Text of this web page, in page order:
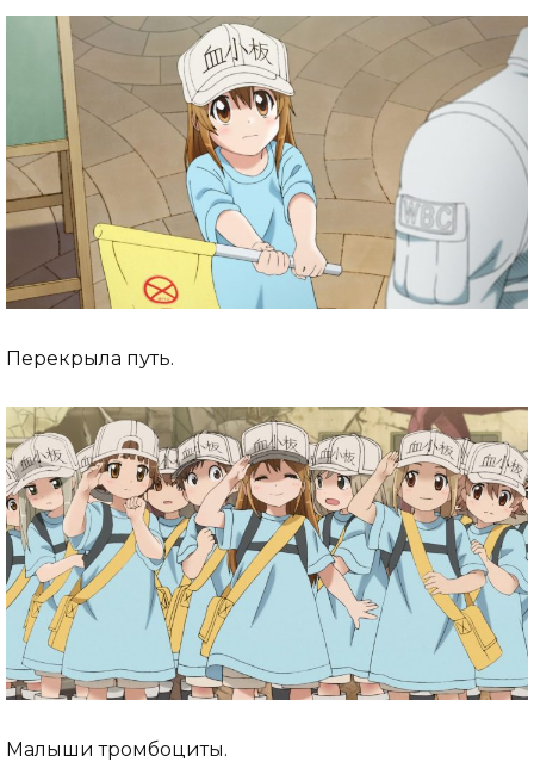
Перекрыла путь.
Малыши тромбоциты.